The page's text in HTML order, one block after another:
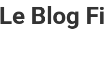
Le Blog